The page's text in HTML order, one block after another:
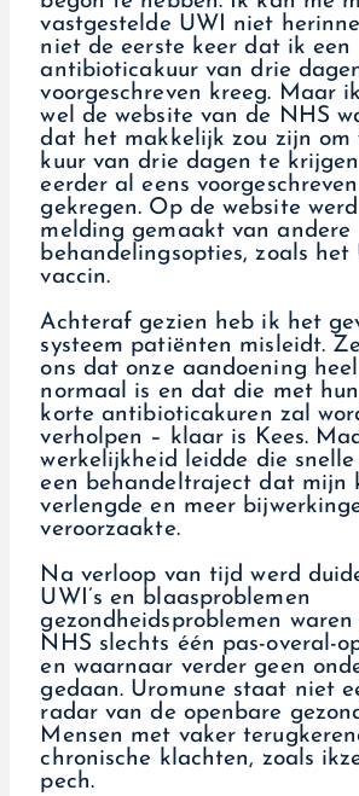
vastgestelde UWI niet
niet de eerste keer dat ik een
antibioticakuur van drie
voorgeschreven kreeg. Maar
wel de website van de NHS
dat het makkelijk zou zijn om
kuur van drie dagen te
eerder al eens
gekregen. Op de website
melding gemaakt van andere
behandelingsopties, zoals het
vaccin.
Achteraf gezien heb ik het
systeem patiënten misleidt.
ons dat onze aandoening
normaal is en dat die met
korte antibioticakuren zal
verholpen – klaar is Kees.
werkelijkheid leidde die
een behandeltraject dat mijn
verlengde en meer
veroorzaakte.
Na verloop van tijd werd
UWI’s en blaasproblemen
gezondheidsproblemen
NHS slechts één pas-overal-
en waarnaar verder geen
gedaan. Uromune staat niet
radar van de openbare
Mensen met vaker
chronische klachten, zoals
pech.